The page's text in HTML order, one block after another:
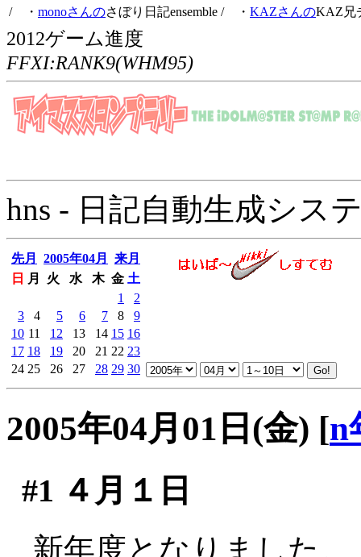
/ ・ monoさんのさぼり日記ensemble / ・ KAZさんのKAZ兄
2012ゲーム進度
FFXI:RANK9(WHM95)
hns - 日記自動生成シス
先月 2005年04月
来月
日
月 火 水 木 金 土
1
2
3
4 5 6 7 8
9
10 11 12 13 14 15 16
17 18 19 20 21 22 23
24 25 26 27 28 29 30
2005年04月01日(金) [n
#1 ４月１日
新年度となりました。